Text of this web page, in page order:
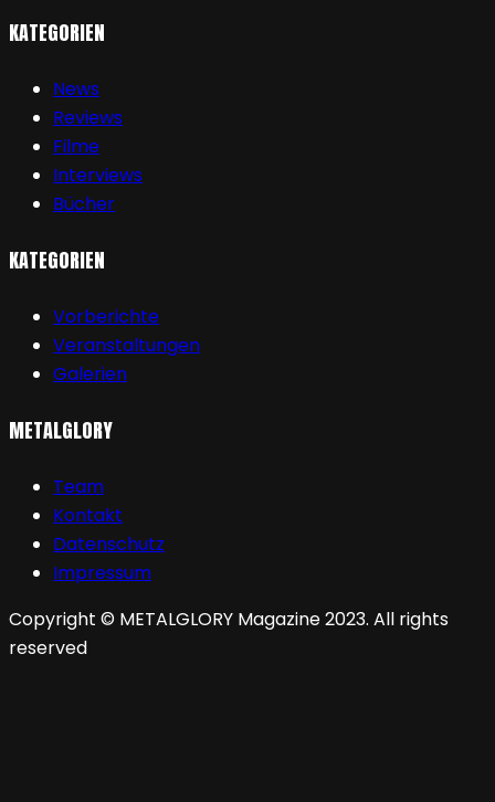
KATEGORIEN
News
Reviews
Filme
Interviews
Bücher
KATEGORIEN
Vorberichte
Veranstaltungen
Galerien
METALGLORY
Team
Kontakt
Datenschutz
Impressum
Copyright © METALGLORY Magazine 2023. All rights
reserved